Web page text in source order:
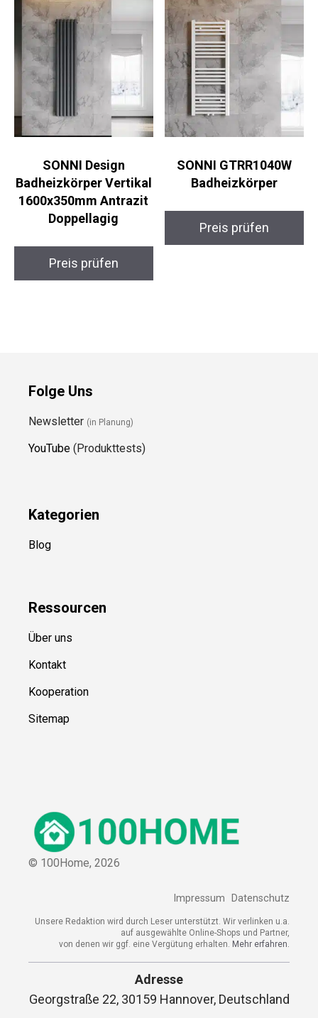
SONNI Design
Badheizkörper Vertikal
1600x350mm Antrazit
Doppellagig
Preis prüfen
SONNI GTRR1040W
Badheizkörper
Preis prüfen
Folge Uns
Newsletter (in Planung)
YouTube (Produkttests)
Kategorien
Blog
Ressourcen
Über uns
Kontakt
Kooperation
Sitemap
© 100Home, 2026
Impressum Datenschutz
Unsere Redaktion wird durch Leser unterstützt. Wir verlinken u.a.
auf ausgewählte Online-Shops und Partner,
von denen wir ggf. eine Vergütung erhalten. Mehr erfahren.
Adresse
Georgstraße 22, 30159 Hannover, Deutschland